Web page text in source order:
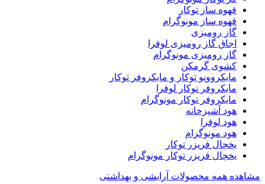
قهوه ساز توکار
قهوه ساز مونوگرام
گاز رومیزی
اجاق گاز رومیزی لوفرا
گاز رومیزی مونوگرام
کشوی گرمکن
مایکروویو توکار و مایکروفر توکار
مایکروفر توکار لوفرا
مایکروفر توکار مونوگرام
هود آشپزخانه
هود لوفرا
هود مونوگرام
یخچال فریزر توکار
یخچال فریزر توکار مونوگرام
مشاهده همه محصولات آرایشی و بهداشتی